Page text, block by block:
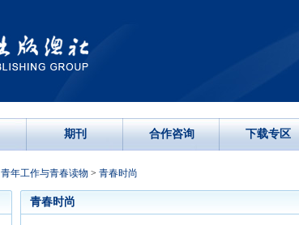
期刊 合作咨询 下载专区
青年工作与青春读物 > 青春时尚
青春时尚